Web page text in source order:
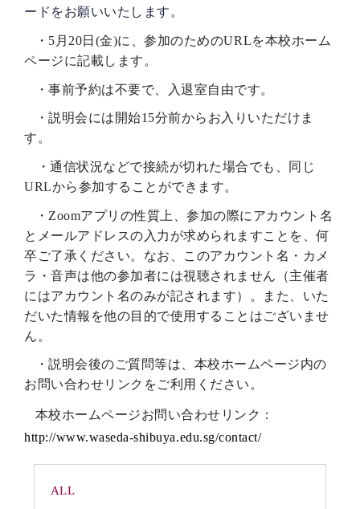
ードをお願いいたします。
・ 5 月 20日 (金)に、参加のためのURLを本校ホーム
ページに記載します。
・事前予約は不要で、 入退室自由です。
・説明会には開始15分前からお入りいただけま
す。
・通信状況などで接続が切れた場合でも、同じ
URLから参加することができます。
・Zoomアプリの性質上、参加の際にアカウント名
とメールアドレスの入力が求められますことを、何
卒ご了承ください。なお、このアカウント名・カメ
ラ・音声は他の参加者には視聴されません（主催者
にはアカウント名のみが記されます）。また、いた
だいた情報を他の目的で使用することはございませ
ん。
・説明会後のご質問等は、本校ホームページ内の
お問い合わせリンクをご利用ください。
本校ホームページお問い合わせリンク：
http://www.waseda-shibuya.edu.sg/contact/
ALL